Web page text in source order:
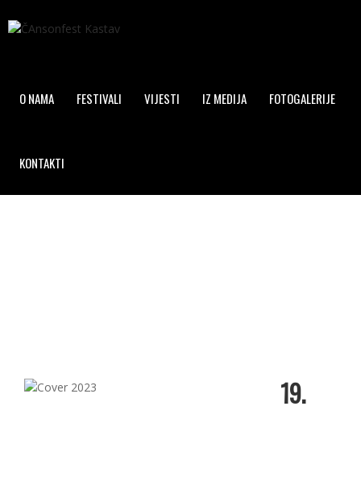
O NAMA FESTIVALI VIJESTI IZ MEDIJA FOTOGALERIJE
KONTAKTI
19.